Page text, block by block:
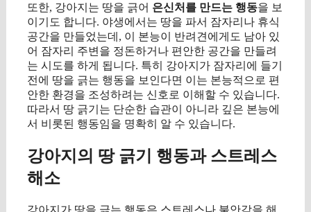
또한, 강아지는 땅을 긁어 은신처를 만드는 행동을 보
이기도 합니다. 야생에서는 땅을 파서 잠자리나 휴식
공간을 만들었는데, 이 본능이 반려견에게도 남아 있
어 잠자리 주변을 정돈하거나 편안한 공간을 만들려
는 시도를 하게 됩니다. 특히 강아지가 잠자리에 들기
전에 땅을 긁는 행동을 보인다면 이는 본능적으로 편
안한 환경을 조성하려는 신호로 이해할 수 있습니다.
따라서 땅 긁기는 단순한 습관이 아니라 깊은 본능에
서 비롯된 행동임을 명확히 알 수 있습니다.
강아지의 땅 긁기 행동과 스트레스
해소